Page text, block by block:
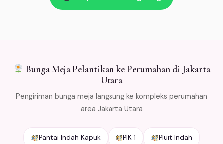
Bunga Meja Pelantikan ke Perumahan di Jakarta
Utara
Pengiriman bunga meja langsung ke kompleks perumahan
area Jakarta Utara
Pantai Indah Kapuk PIK 1 Pluit Indah